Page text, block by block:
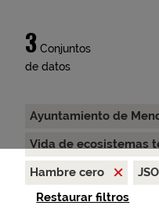
3 Conjuntos
de datos
Ayuntamiento de
Vida de ecosistemas
Hambre cero
Restaurar filtros